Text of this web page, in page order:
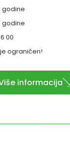
godine
godine
00
ograničen!
informacija